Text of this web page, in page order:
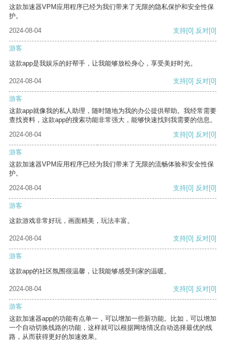
这款加速器VPM应用程序已经为我们带来了无限的隐私保护和安全性保
护。
2024-08-04
支持[0] 反对[0]
游客
这款app是我娱乐的好帮手，让我能够放松身心，享受美好时光。
2024-08-04 支持[0] 反对[0]
游客
这款app就像我的私人助理，随时随地为我的办公提供帮助。我经常需要
查找资料，这款app的搜索功能非常强大，能够快速找到我需要的信息。
2024-08-04
支持[0] 反对[0]
游客
这款加速器VPM应用程序已经为我们带来了无限的流畅体验和安全性保
护。
2024-08-04
支持[0] 反对[0]
游客
这款游戏非常好玩，画面精美，玩法丰富。
2024-08-04 支持[0] 反对[0]
游客
这款app的社区氛围很温馨，让我能够感受到家的温暖。
2024-08-04 支持[0] 反对[0]
游客
这款加速器app的功能有点单一，可以增加一些新功能。比如，可以增加
一个自动切换线路的功能，这样就可以根据网络情况自动选择最优的线
路，从而获得更好的加速效果。